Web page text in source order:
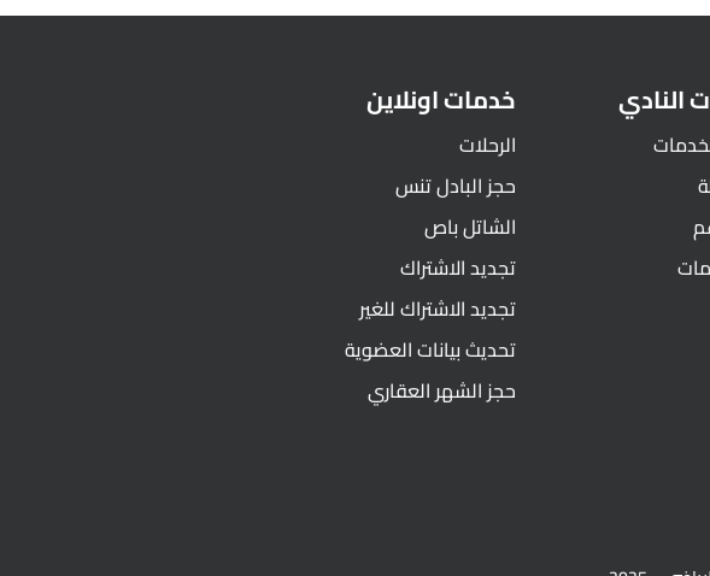
النادي خدمات اونلاين
الرحلات
حجز البادل تنس
الشاتل باص
تجديد الاشتراك
تجديد الاشتراك للغير
تحديث بيانات العضوية
حجز الشهر العقاري